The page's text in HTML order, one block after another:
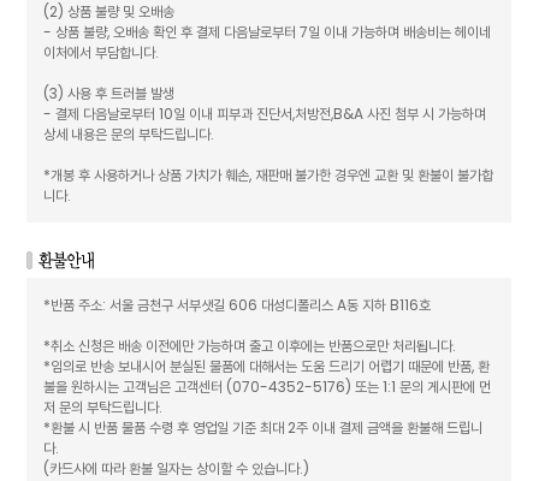
(2) 상품 불량 및 오배송
- 상품 불량, 오배송 확인 후 결제 다음날로부터 7일 이내 가능하며 배송비는 헤이네
이처에서 부담합니다.
(3) 사용 후 트러블 발생
- 결제 다음날로부터 10일 이내 피부과 진단서,처방전,B&A 사진 첨부 시 가능하며
상세 내용은 문의 부탁드립니다.
*개봉 후 사용하거나 상품 가치가 훼손, 재판매 불가한 경우엔 교환 및 환불이 불가합
니다.
*반품 주소: 서울 금천구 서부샛길 606 대성디폴리스 A동 지하 B116호
*취소 신청은 배송 이전에만 가능하며 출고 이후에는 반품으로만 처리됩니다.
*임의로 반송 보내시어 분실된 물품에 대해서는 도움 드리기 어렵기 때문에 반품, 환
불을 원하시는 고객님은 고객센터 (070-4352-5176) 또는 1:1 문의 게시판에 먼
저 문의 부탁드립니다.
*환불 시 반품 물품 수령 후 영업일 기준 최대 2주 이내 결제 금액을 환불해 드립니
다.
(카드사에 따라 환불 일자는 상이할 수 있습니다.)